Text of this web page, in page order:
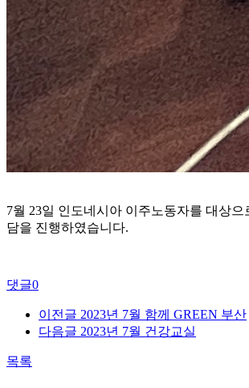
7월 23일 인도네시아 이주노동자를 대상
담을 진행하였습니다.
댓글0
이전글 2023년 7월 함께 GREEN 부산
다음글 2023년 7월 건강교실
목록